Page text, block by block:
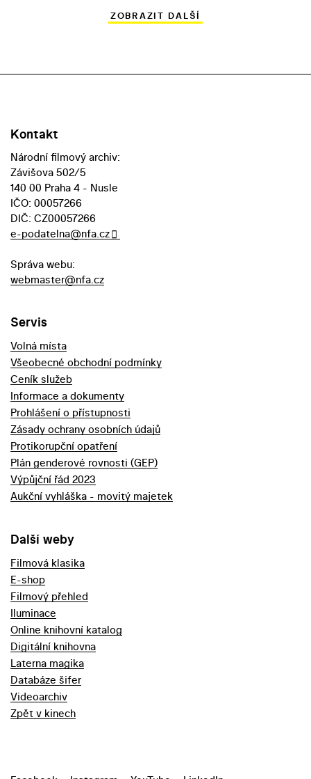
ZOBRAZIT DALŠÍ
Kontakt
Národní filmový archiv:
Závišova 502/5
140 00 Praha 4 - Nusle
IČO: 00057266
DIČ: CZ00057266
e-podatelna@nfa.cz
Správa webu:
webmaster@nfa.cz
Servis
Volná místa
Všeobecné obchodní podmínky
Ceník služeb
Informace a dokumenty
Prohlášení o přístupnosti
Zásady ochrany osobních údajů
Protikorupční opatření
Plán genderové rovnosti (GEP)
Výpůjční řád 2023
Aukční vyhláška - movitý majetek
Další weby
Filmová klasika
E-shop
Filmový přehled
Iluminace
Online knihovní katalog
Digitální knihovna
Laterna magika
Databáze šifer
Videoarchiv
Zpět v kinech